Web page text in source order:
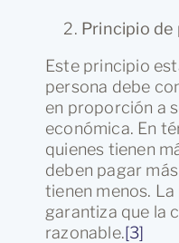
Principio de
Este principio
persona debe
en proporción a
económica. En
quienes tienen
deben pagar
tienen menos.
garantiza que la
razonable.[3]